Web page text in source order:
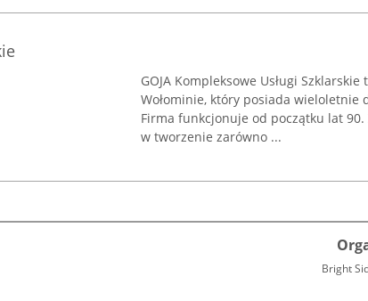
GOJA Kompleksowe Usługi
Wołominie, który posiada wieloletnie
Firma funkcjonuje od początku lat
w tworzenie zarówno ...
Bright